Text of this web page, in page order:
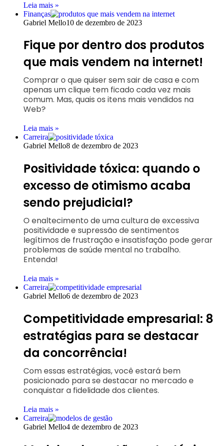
Leia mais »
Finanças
Gabriel Mello10 de dezembro de 2023
Fique por dentro dos produtos
que mais vendem na internet!
Comprar o que quiser sem sair de casa e com
apenas um clique tem ficado cada vez mais
comum. Mas, quais os itens mais vendidos na
Web?
Leia mais »
Carreira
Gabriel Mello8 de dezembro de 2023
Positividade tóxica: quando o
excesso de otimismo acaba
sendo prejudicial?
O enaltecimento de uma cultura de excessiva
positividade e supressão de sentimentos
legítimos de frustração e insatisfação pode gerar
problemas de saúde mental no trabalho.
Entenda!
Leia mais »
Carreira
Gabriel Mello6 de dezembro de 2023
Competitividade empresarial: 8
estratégias para se destacar
da concorrência!
Com essas estratégias, você estará bem
posicionado para se destacar no mercado e
conquistar a fidelidade dos clientes.
Leia mais »
Carreira
Gabriel Mello4 de dezembro de 2023